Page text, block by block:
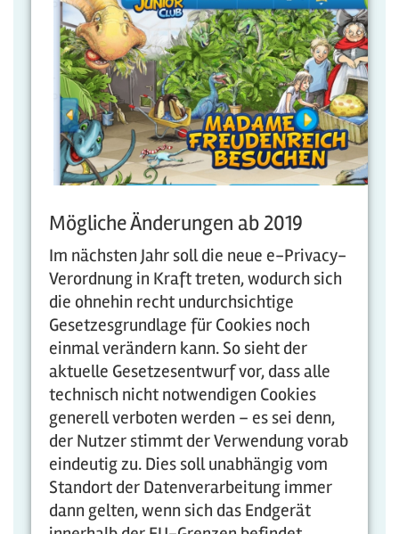
Mögliche Änderungen ab 2019
Im nächsten Jahr soll die neue e-Privacy-
Verordnung in Kraft treten, wodurch sich
die ohnehin recht undurchsichtige
Gesetzesgrundlage für Cookies noch
einmal verändern kann. So sieht der
aktuelle Gesetzesentwurf vor, dass alle
technisch nicht notwendigen Cookies
generell verboten werden – es sei denn,
der Nutzer stimmt der Verwendung vorab
eindeutig zu. Dies soll unabhängig vom
Standort der Datenverarbeitung immer
dann gelten, wenn sich das Endgerät